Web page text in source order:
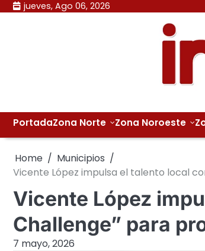
Skip jueves, Ago 06, 2026
PortadaZona Norte Zona Noroeste
Home
Municipios
Vicente López impulsa el talento local
Vicente López
Challenge” para
7 mayo, 2026